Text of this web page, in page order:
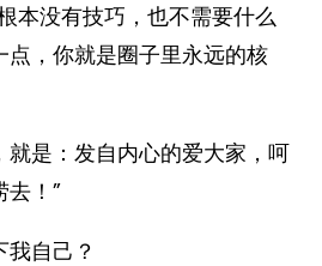
本没有技巧，也不需要什么
，你就是圈子里永远的核
就是：发自内心的爱大家，呵
去！”
自己？